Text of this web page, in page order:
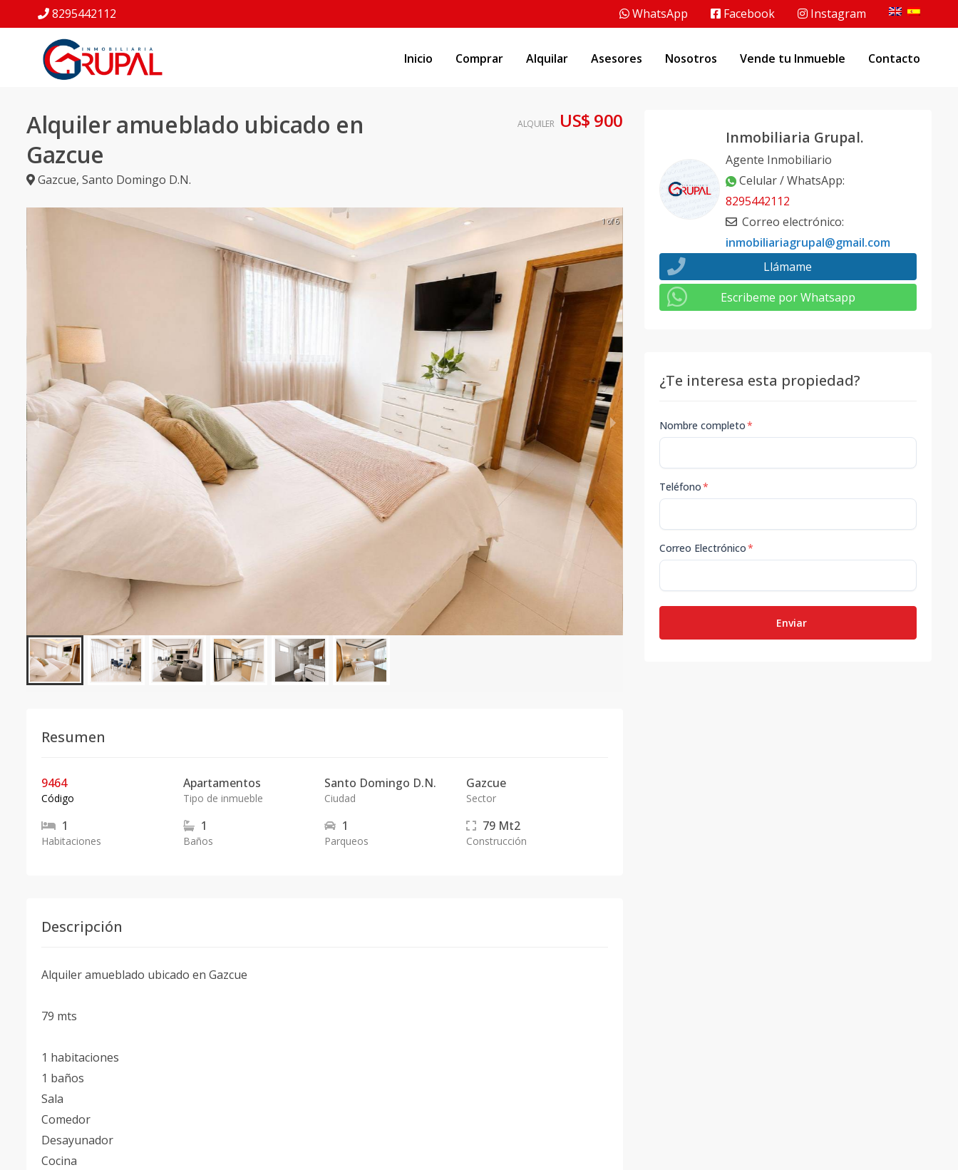
8295442112 WhatsApp Facebook Instagram
Inicio Comprar Alquilar Asesores Nosotros Vende tu Inmueble Contacto
Alquiler amueblado ubicado en
Gazcue
Gazcue, Santo Domingo D.N.
ALQUILER US$ 900
1 of 6
Resumen
9464
Código
Apartamentos
Tipo de inmueble
Santo Domingo D.N.
Ciudad
Gazcue
Sector
1
Habitaciones
1
Baños
1
Parqueos
79 Mt2
Construcción
Descripción
Alquiler amueblado ubicado en Gazcue
79 mts
1 habitaciones
1 baños
Sala
Comedor
Desayunador
Cocina
Inmobiliaria Grupal.
Agente Inmobiliario
Celular / WhatsApp:
8295442112
Correo electrónico:
inmobiliariagrupal@gmail.com
Llámame
Escribeme por Whatsapp
¿Te interesa esta propiedad?
Nombre completo*
Teléfono*
Correo Electrónico*
Enviar